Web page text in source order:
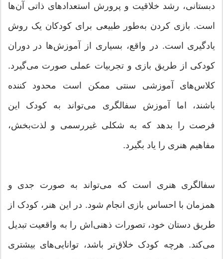
دبستانی، رشد خلاقیت و پرورش استعدادهای ذاتی آن‌ها
است. بازی کردن به‌طور طبیعی برای کودکان یک روش
یادگیری است. در واقع، بسیاری از آموزش‌ها در دوران
کودکی از طریق بازی و تجربیات عملی صورت می‌گیرد.
کلاس‌های آموزشی سنتی ممکن است محدود کننده
باشند، اما آموزش سفالگری می‌تواند به کودک این
فرصت را بدهد که به شکلی غیررسمی و لذت‌بخش،
مفاهیم هنری را یاد بگیرد.
سفالگری هنری است که می‌تواند به صورت جدی و
همزمان با احساس بازی انجام شود. در این هنر، کودک از
طریق دستان خود، تصورات ذهنی‌اش را به واقعیت تبدیل
می‌کند. هرچه کودک خلاق‌تر باشد، توانایی‌های بیشتری